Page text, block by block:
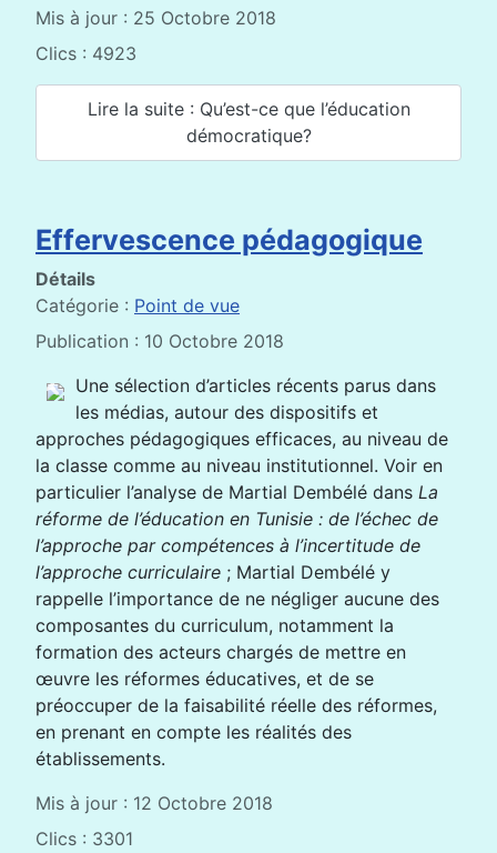
Mis à jour : 25 Octobre 2018
Clics : 4923
Lire la suite : Qu’est-ce que l’éducation
démocratique?
Effervescence pédagogique
Détails
Catégorie : Point de vue
Publication : 10 Octobre 2018
Une sélection d’articles récents parus dans
les médias, autour des dispositifs et
approches pédagogiques efficaces, au niveau de
la classe comme au niveau institutionnel. Voir en
particulier l’analyse de Martial Dembélé dans La
réforme de l’éducation en Tunisie : de l’échec de
l’approche par compétences à l’incertitude de
l’approche curriculaire ; Martial Dembélé y
rappelle l’importance de ne négliger aucune des
composantes du curriculum, notamment la
formation des acteurs chargés de mettre en
œuvre les réformes éducatives, et de se
préoccuper de la faisabilité réelle des réformes,
en prenant en compte les réalités des
établissements.
Mis à jour : 12 Octobre 2018
Clics : 3301